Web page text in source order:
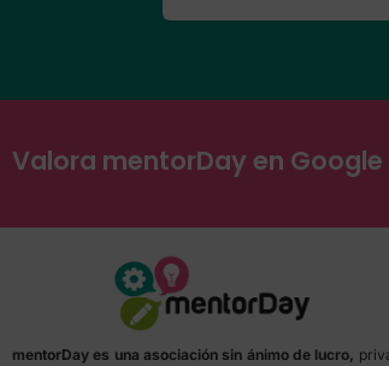
Valora mentorDay en
mentorDay es una asociación sin ánimo de lucro,